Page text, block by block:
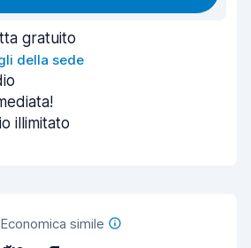
gratuito
della sede
illimitato
simile